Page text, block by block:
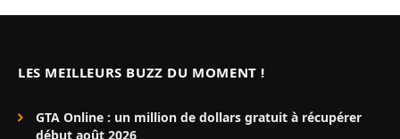
LES MEILLEURS BUZZ DU MOMENT !
GTA Online : un million de dollars gratuit à récupérer
début août 2026